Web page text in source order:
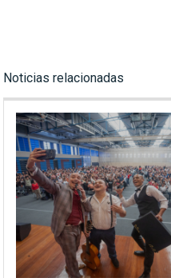
Noticias relacionadas